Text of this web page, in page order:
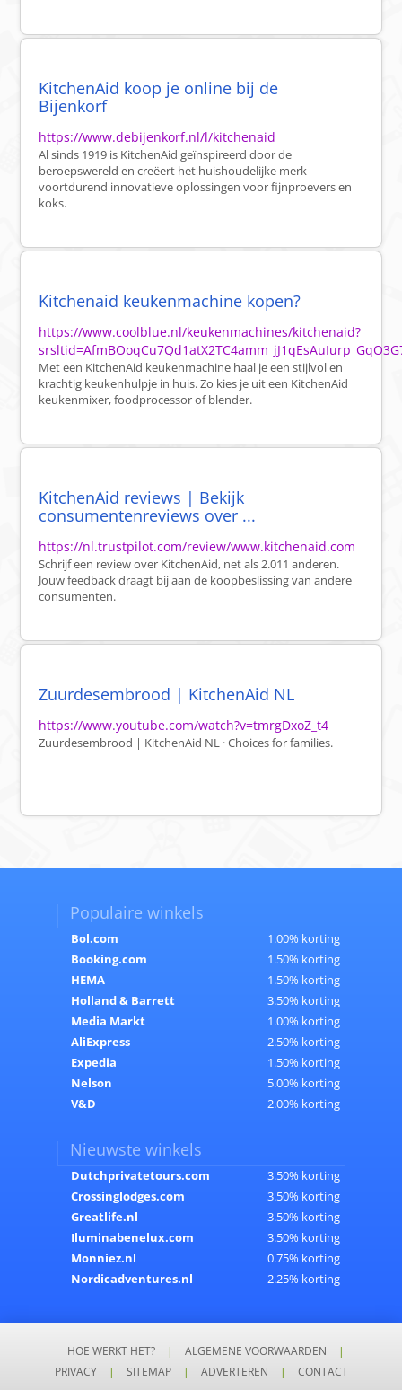
KitchenAid koop je online bij de
Bijenkorf
https://www.debijenkorf.nl/l/kitchenaid
Al sinds 1919 is KitchenAid geïnspireerd door de
beroepswereld en creëert het huishoudelijke merk
voortdurend innovatieve oplossingen voor fijnproevers en
koks.
Kitchenaid keukenmachine kopen?
https://www.coolblue.nl/keukenmachines/kitchenaid?
Met een KitchenAid keukenmachine haal je een stijlvol en
krachtig keukenhulpje in huis. Zo kies je uit een KitchenAid
keukenmixer, foodprocessor of blender.
KitchenAid reviews | Bekijk
consumentenreviews over ...
https://nl.trustpilot.com/review/www.kitchenaid.com
Schrijf een review over KitchenAid, net als 2.011 anderen.
Jouw feedback draagt bij aan de koopbeslissing van andere
consumenten.
Zuurdesembrood | KitchenAid NL
https://www.youtube.com/watch?v=tmrgDxoZ_t4
Zuurdesembrood | KitchenAid NL · Choices for families.
Populaire winkels
Bol.com
1.00% korting
Booking.com
1.50% korting
HEMA
1.50% korting
Holland & Barrett
3.50% korting
Media Markt
1.00% korting
AliExpress
2.50% korting
Expedia
1.50% korting
Nelson
5.00% korting
V&D
2.00% korting
Nieuwste winkels
Dutchprivatetours.com
3.50% korting
Crossinglodges.com
3.50% korting
Greatlife.nl
3.50% korting
Iluminabenelux.com
3.50% korting
Monniez.nl
0.75% korting
Nordicadventures.nl
2.25% korting
HOE WERKT HET? | ALGEMENE VOORWAARDEN
|
PRIVACY
| SITEMAP | ADVERTEREN | CONTACT